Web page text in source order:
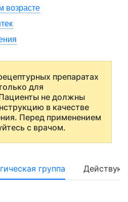
возрасте
препаратах
для
не должны
в качестве
Перед применением
с врачом.
группа